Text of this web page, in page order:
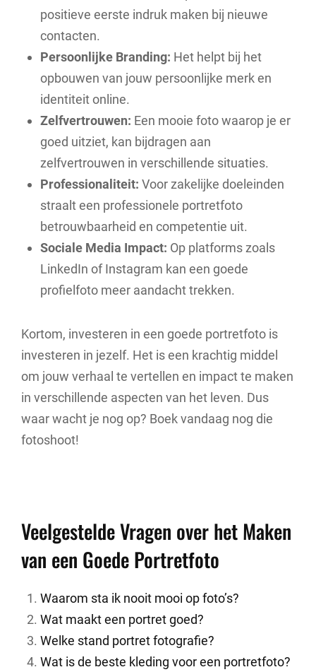
positieve eerste indruk maken bij nieuwe
contacten.
Persoonlijke Branding: Het helpt bij het
opbouwen van jouw persoonlijke merk en
identiteit online.
Zelfvertrouwen: Een mooie foto waarop je er
goed uitziet, kan bijdragen aan
zelfvertrouwen in verschillende situaties.
Professionaliteit: Voor zakelijke doeleinden
straalt een professionele portretfoto
betrouwbaarheid en competentie uit.
Sociale Media Impact: Op platforms zoals
LinkedIn of Instagram kan een goede
profielfoto meer aandacht trekken.
Kortom, investeren in een goede portretfoto is
investeren in jezelf. Het is een krachtig middel
om jouw verhaal te vertellen en impact te maken
in verschillende aspecten van het leven. Dus
waar wacht je nog op? Boek vandaag nog die
fotoshoot!
Veelgestelde Vragen over het Maken
van een Goede Portretfoto
Waarom sta ik nooit mooi op foto’s?
Wat maakt een portret goed?
Welke stand portret fotografie?
Wat is de beste kleding voor een portretfoto?